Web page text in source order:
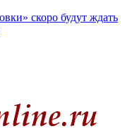
скоро будут ждать